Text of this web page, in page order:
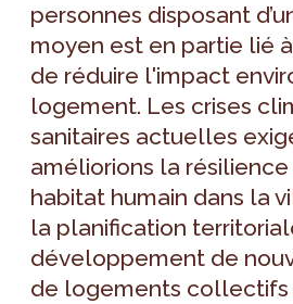
personnes disposant
moyen est en partie lié
de réduire l'impact
logement. Les crises
sanitaires actuelles
améliorions la
habitat humain dans la
la planification
développement de
de logements collectifs